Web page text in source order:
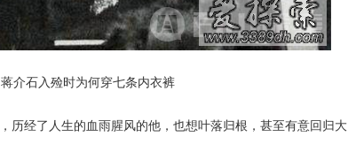
蒋介石入殓时为何穿七条内衣裤
历经了人生的血雨腥风的他，也想叶落归根，甚至有意回归大